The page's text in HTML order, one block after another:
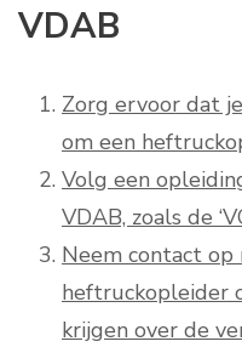
VDAB
Zorg ervoor dat
om een
Volg een
VDAB, zoals de
Neem contact
heftruckopleider
krijgen over de